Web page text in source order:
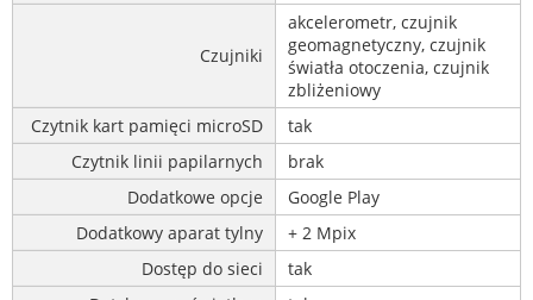
Czujniki
akcelerometr, czujnik
geomagnetyczny, czujnik
światła otoczenia, czujnik
zbliżeniowy
Czytnik kart pamięci microSD
tak
Czytnik linii papilarnych
brak
Dodatkowe opcje
Google Play
Dodatkowy aparat tylny
+ 2 Mpix
Dostęp do sieci
tak